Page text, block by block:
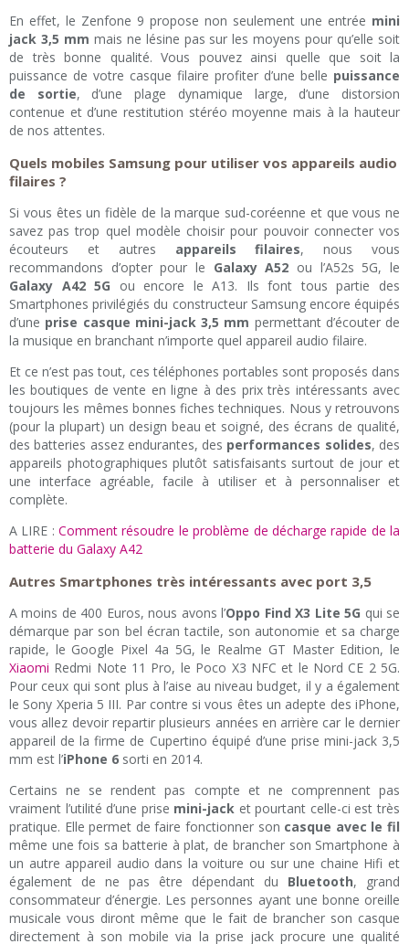
En effet, le Zenfone 9 propose non seulement une entrée mini
jack 3,5 mm mais ne lésine pas sur les moyens pour qu’elle soit
de très bonne qualité. Vous pouvez ainsi quelle que soit la
puissance de votre casque filaire profiter d’une belle puissance
de sortie, d’une plage dynamique large, d’une distorsion
contenue et d’une restitution stéréo moyenne mais à la hauteur
de nos attentes.
Quels mobiles Samsung pour utiliser vos appareils audio
filaires ?
Si vous êtes un fidèle de la marque sud-coréenne et que vous ne
savez pas trop quel modèle choisir pour pouvoir connecter vos
écouteurs et autres appareils filaires, nous vous
recommandons d’opter pour le Galaxy A52 ou l’A52s 5G, le
Galaxy A42 5G ou encore le A13. Ils font tous partie des
Smartphones privilégiés du constructeur Samsung encore équipés
d’une prise casque mini-jack 3,5 mm permettant d’écouter de
la musique en branchant n’importe quel appareil audio filaire.
Et ce n’est pas tout, ces téléphones portables sont proposés dans
les boutiques de vente en ligne à des prix très intéressants avec
toujours les mêmes bonnes fiches techniques. Nous y retrouvons
(pour la plupart) un design beau et soigné, des écrans de qualité,
des batteries assez endurantes, des performances solides, des
appareils photographiques plutôt satisfaisants surtout de jour et
une interface agréable, facile à utiliser et à personnaliser et
complète.
A LIRE :Comment résoudre le problème de décharge rapide de la
batterie du Galaxy A42
Autres Smartphones très intéressants avec port 3,5
A moins de 400 Euros, nous avons l’Oppo Find X3 Lite 5G qui se
démarque par son bel écran tactile, son autonomie et sa charge
rapide, le Google Pixel 4a 5G, le Realme GT Master Edition, le
Xiaomi Redmi Note 11 Pro, le Poco X3 NFC et le Nord CE 2 5G.
Pour ceux qui sont plus à l’aise au niveau budget, il y a également
le Sony Xperia 5 III. Par contre si vous êtes un adepte des iPhone,
vous allez devoir repartir plusieurs années en arrière car le dernier
appareil de la firme de Cupertino équipé d’une prise mini-jack 3,5
mm est l’iPhone 6 sorti en 2014.
Certains ne se rendent pas compte et ne comprennent pas
vraiment l’utilité d’une prise mini-jack et pourtant celle-ci est très
pratique. Elle permet de faire fonctionner son casque avec le fil
même une fois sa batterie à plat, de brancher son Smartphone à
un autre appareil audio dans la voiture ou sur une chaine Hifi et
également de ne pas être dépendant du Bluetooth, grand
consommateur d’énergie. Les personnes ayant une bonne oreille
musicale vous diront même que le fait de brancher son casque
directement à son mobile via la prise jack procure une qualité